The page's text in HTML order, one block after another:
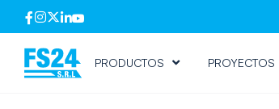
PRODUCTOS PROYECTOS